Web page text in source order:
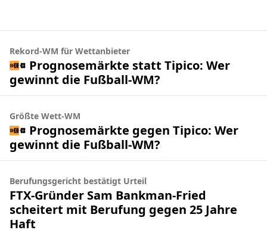
Rekord-WM für Wettanbieter
Prognosemärkte statt Tipico: Wer
gewinnt die Fußball-WM?
Größte Wett-WM
Prognosemärkte gegen Tipico: Wer
gewinnt die Fußball-WM?
Berufungsgericht bestätigt Urteil
FTX-Gründer Sam Bankman-Fried
scheitert mit Berufung gegen 25 Jahre
Haft